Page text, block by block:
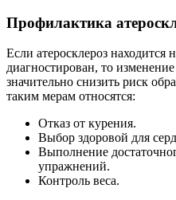
Профилактика
Если атеросклероз
диагностирован, то
значительно снизить риск
таким мерам относятся:
Отказ от курения.
Выбор здоровой для
Выполнение
упражнений.
Контроль веса.